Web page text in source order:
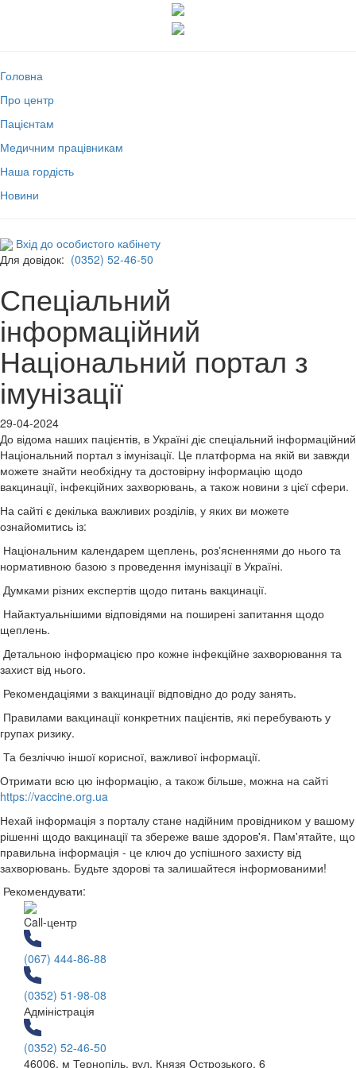
Головна
Про центр
Пацієнтам
Медичним працівникам
Наша гордість
Новини
Вхід до особистого кабінету
Для довідок: (0352) 52-46-50
Спеціальний
інформаційний
Національний портал з
імунізації
29-04-2024
До відома наших пацієнтів, в Україні діє спеціальний інформаційний
Національний портал з імунізації. Це платформа на якій ви завжди
можете знайти необхідну та достовірну інформацію щодо
вакцинації, інфекційних захворювань, а також новини з цієї сфери.
На сайті є декілька важливих розділів, у яких ви можете
ознайомитись із:
Національним календарем щеплень, розʼясненнями до нього та
нормативною базою з проведення імунізації в Україні.
Думками різних експертів щодо питань вакцинації.
Найактуальнішими відповідями на поширені запитання щодо
щеплень.
Детальною інформацією про кожне інфекційне захворювання та
захист від нього.
Рекомендаціями з вакцинації відповідно до роду занять.
Правилами вакцинації конкретних пацієнтів, які перебувають у
групах ризику.
Та безліччю іншої корисної, важливої інформації.
Отримати всю цю інформацію, а також більше, можна на сайті
https://vaccine.org.ua
Нехай інформація з порталу стане надійним провідником у вашому
рішенні щодо вакцинації та збереже ваше здоров'я. Пам'ятайте, що
правильна інформація - це ключ до успішного захисту від
захворювань. Будьте здорові та залишайтеся інформованими!
Рекомендувати:
Call-центр
(067) 444-86-88
(0352) 51-98-08
Адміністрація
(0352) 52-46-50
46006, м Тернопіль, вул. Князя Острозького, 6